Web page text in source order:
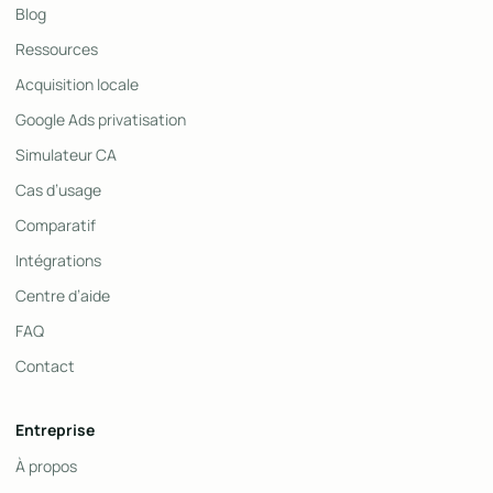
Blog
Ressources
Acquisition locale
Google Ads privatisation
Simulateur CA
Cas d’usage
Comparatif
Intégrations
Centre d’aide
FAQ
Contact
Entreprise
À propos